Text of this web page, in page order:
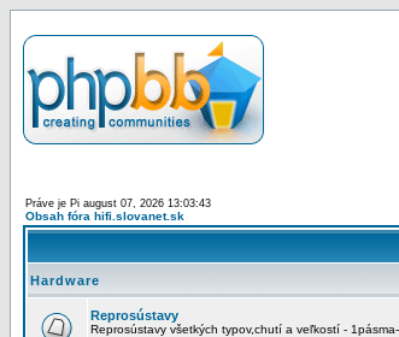
Práve je Pi august 07, 2026 13:03:43
Obsah fóra hifi.slovanet.sk
Hardware
Reprosústavy
Reprosústavy všetkých typov,chutí a veľkostí -